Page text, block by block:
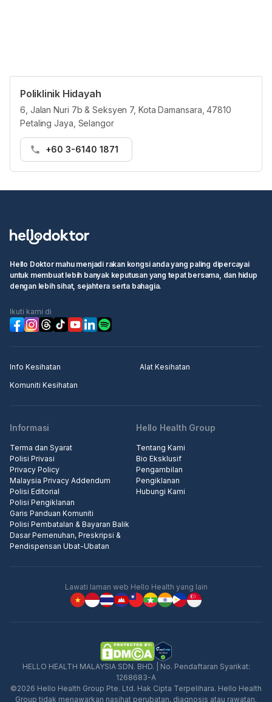
Poliklinik Hidayah
6, Jalan Nuri 7b & Seksyen 7, Kota Damansara, 47810
Petaling Jaya, Selangor
+60 3-6140 1871
Hello Doktor mahu menjadi rakan kongsi anda yang paling dipercayai
untuk membuat lebih banyak keputusan yang tepat bersama, dan hidup
dengan lebih sihat, sejahtera serta bahagia.
Ikuti kami di
Info Kesihatan
Alat Kesihatan
Komuniti Kesihatan
Informasi
Terma dan Syarat
Polisi Privasi
Privacy Policy
Malaysia Privacy Addendum
Polisi Editorial
Polisi Pengiklanan
Garis Panduan Komuniti
Polisi Pembatalan & Bayaran Balik
Dasar Pemenuhan, Preskripsi &
Pendispensan Ubat-Ubatan
Hello Health Group
Tentang Kami
Bio Eksklusif
Pengambilan
Pengiklanan
Hubungi Kami
Lawati laman web Hello Health yang lain
HELLO HEALTH MALAYSIA SDN. BHD. | No. Pendaftaran Syarikat:
1268683-A
©2026 Hello Health Group Pte. Ltd. Hak Cipta Terpelihara. Hello Health
Group tidak menawarkan nasihat perubatan, diagnosis atau rawatan.